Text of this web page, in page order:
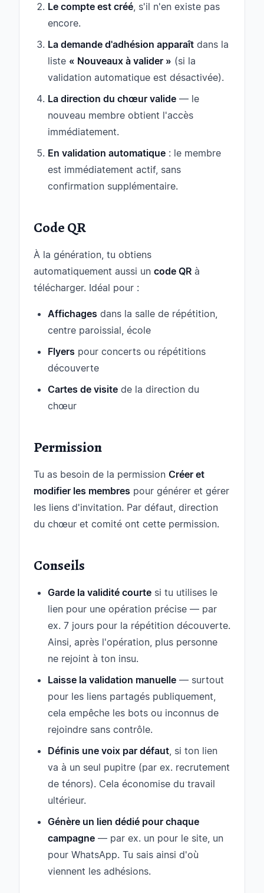
Le compte est créé, s'il n'en existe pas
encore.
La demande d'adhésion apparaît dans la
liste « Nouveaux à valider » (si la
validation automatique est désactivée).
La direction du chœur valide — le
nouveau membre obtient l'accès
immédiatement.
En validation automatique : le membre
est immédiatement actif, sans
confirmation supplémentaire.
Code QR
À la génération, tu obtiens
automatiquement aussi un code QR à
télécharger. Idéal pour :
Affichages dans la salle de répétition,
centre paroissial, école
Flyers pour concerts ou répétitions
découverte
Cartes de visite de la direction du
chœur
Permission
Tu as besoin de la permission Créer et
modifier les membres pour générer et gérer
les liens d'invitation. Par défaut, direction
du chœur et comité ont cette permission.
Conseils
Garde la validité courte si tu utilises le
lien pour une opération précise — par
ex. 7 jours pour la répétition découverte.
Ainsi, après l'opération, plus personne
ne rejoint à ton insu.
Laisse la validation manuelle — surtout
pour les liens partagés publiquement,
cela empêche les bots ou inconnus de
rejoindre sans contrôle.
Définis une voix par défaut, si ton lien
va à un seul pupitre (par ex. recrutement
de ténors). Cela économise du travail
ultérieur.
Génère un lien dédié pour chaque
campagne — par ex. un pour le site, un
pour WhatsApp. Tu sais ainsi d'où
viennent les adhésions.